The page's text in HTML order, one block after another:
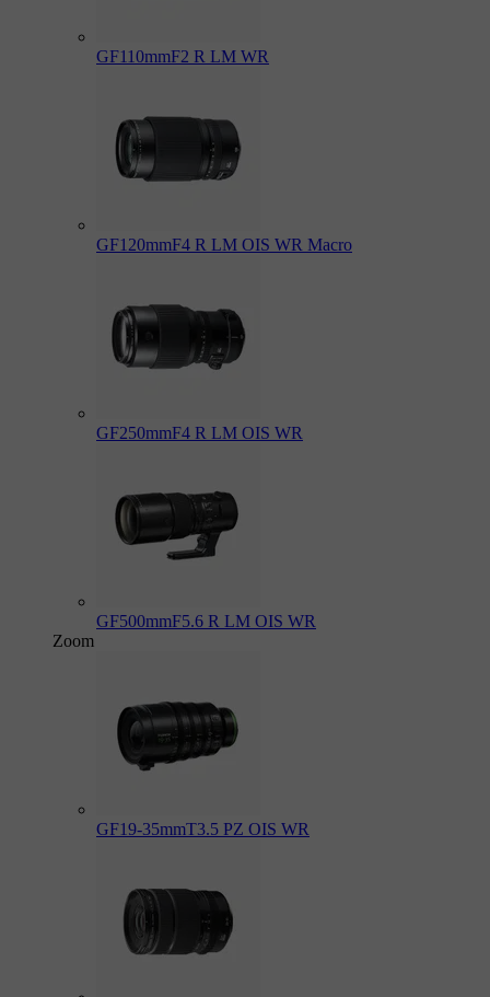
GF110mmF2 R LM WR
GF120mmF4 R LM OIS WR Macro
GF250mmF4 R LM OIS WR
GF500mmF5.6 R LM OIS WR
Zoom
GF19-35mmT3.5 PZ OIS WR